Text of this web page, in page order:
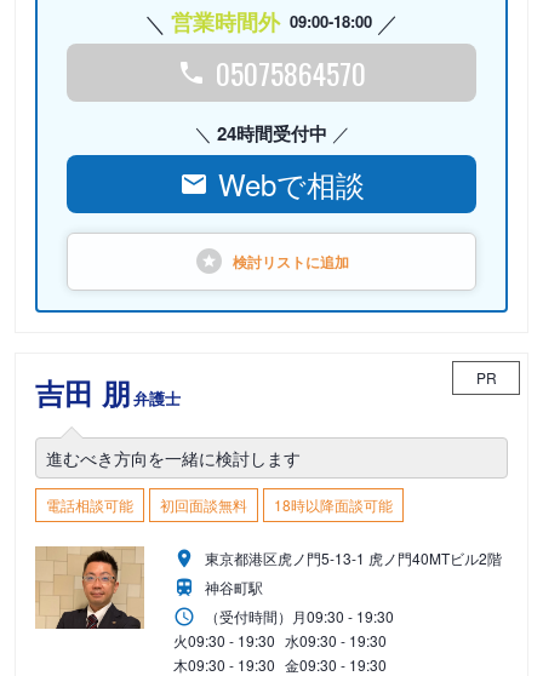
営業時間外 09:00-18:00
05075864570
24時間受付中
Webで相談
検討リストに追加
吉田 朋弁護士
PR
進むべき方向を一緒に検討します
電話相談可能 初回面談無料 18時以降面談可能
東京都港区虎ノ門5-13-1 虎ノ門40MTビル2階
神谷町駅
（受付時間） 月09:30 - 19:30
火09:30 - 19:30 水09:30 - 19:30
木09:30 - 19:30 金09:30 - 19:30